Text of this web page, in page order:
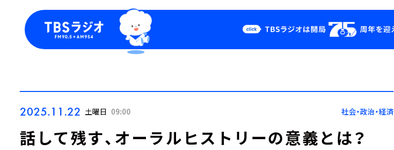
Podcast
YouTube
会社情報
2025.11.22 土曜日 09:00 社会・政治・経済
話して残す、オーラルヒストリーの意義とは？